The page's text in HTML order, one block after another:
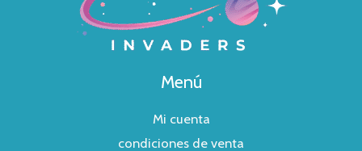
Menú
Mi cuenta
condiciones de venta